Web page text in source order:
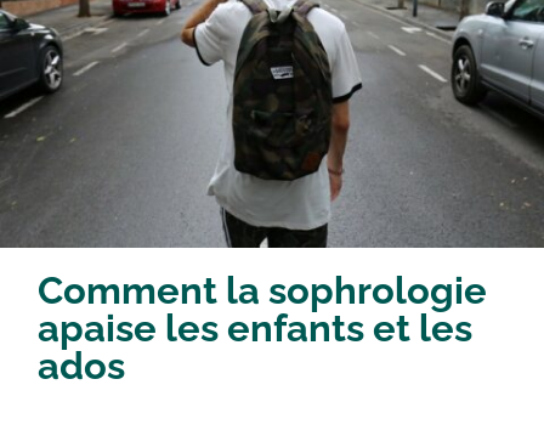
Comment la sophrologie
apaise les enfants et les
ados